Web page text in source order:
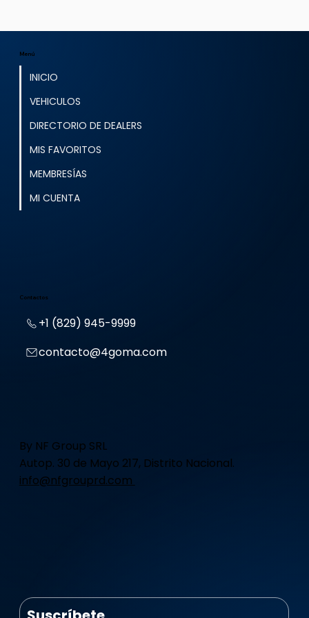
Menú
INICIO
VEHICULOS
DIRECTORIO DE DEALERS
MIS FAVORITOS
MEMBRESÍAS
MI CUENTA
Contactos
+1 (829) 945-9999
contacto@4goma.com
By NF Group SRL
Autop. 30 de Mayo 217, Distrito Nacional.
info@nfgrouprd.com